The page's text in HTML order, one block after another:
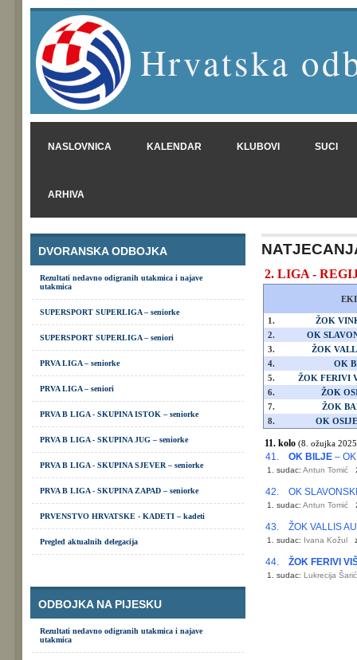
Hrvatska
NASLOVNICA KALENDAR KLUBOVI SUCI
ARHIVA
DVORANSKA ODBOJKA
Rezultati nedavno odigranih utakmica i najave
utakmica
SUPERSPORT SUPERLIGA – seniorke
SUPERSPORT SUPERLIGA – seniori
PRVA LIGA – seniorke
PRVA LIGA – seniori
PRVA B LIGA - SKUPINA ISTOK – seniorke
PRVA B LIGA - SKUPINA JUG – seniorke
PRVA B LIGA - SKUPINA SJEVER – seniorke
PRVA B LIGA - SKUPINA ZAPAD – seniorke
PRVENSTVO HRVATSKE - KADETI – kadeti
Pregled aktualnih delegacija
ODBOJKA NA PIJESKU
Rezultati nedavno odigranih utakmica i najave
utakmica
2. LIGA -
1.
ŽOK
2.
OK
3.
ŽOK
4.
OK
5.
ŽOK FERIVI
6.
ŽOK
7.
ŽOK
8.
OK
11. kolo (8. ožujka
41. OK BILJE– OK
1. sudac: Antun Tomić
42. OK
1. sudac: Antun Tomić
43. ŽOK VALLIS
1. sudac: Ivana Kožul
44. ŽOK FERIVI
1. sudac: Lukrecija Šarić